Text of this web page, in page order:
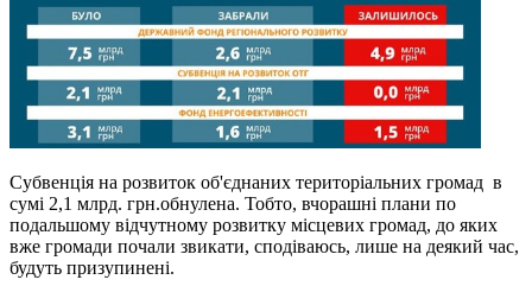
Субвенція на розвиток об'єднаних територіальних громад в
сумі 2,1 млрд. грн.обнулена. Тобто, вчорашні плани по
подальшому відчутному розвитку місцевих громад, до яких
вже громади почали звикати, сподіваюсь, лише на деякий час,
будуть призупинені.